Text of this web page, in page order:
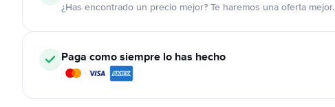
¿Has encontrado un precio mejor? Te haremos una oferta mejor.
Paga como siempre lo has hecho